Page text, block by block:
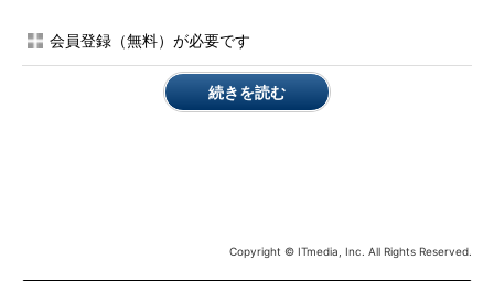
Cloud Foundationは、プライベートクラウドのためのソリュー
ションというだけでなく、vCloud AirおよびvCloud Air Network
パートナーから、サービスとしても提供されることになるとい
ューで語っていた下記の考えを具現化する製品だ。プライベート
会員登録（無料）が必要です
続きを読む
Copyright © ITmedia, Inc. All Rights Reserved.